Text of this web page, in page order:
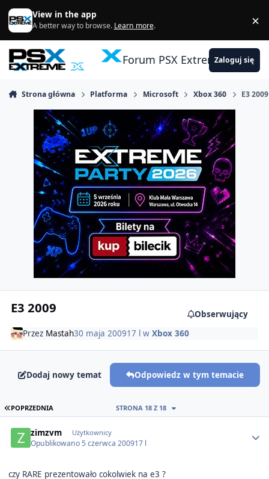
Skocz do zawartości
View in the app
A better way to browse. Learn more. ×
Forum PSX ExtremeZaloguj się
Strona główna Platforma Microsoft Xbox 360 E3 2009
E3 2009
Obserwujący
Przez Mastah30 maja 200917 l w Xbox 360
Dodaj nowy temat Odpowiedz w tym temacie
PIERWSZA STRONA
POPRZEDNIA STRONA 18 Z 18
zimzvm Użytkownicy
Opublikowano 5 czerwca 200917 l
czy RARE prezentowało cokolwiek na e3 ?